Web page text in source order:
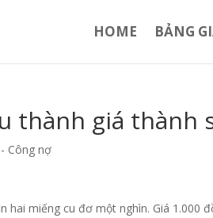
HOME BẢNG
thành giá thành
Công nợ
hai miếng cu đơ một nghìn. Giá 1.000